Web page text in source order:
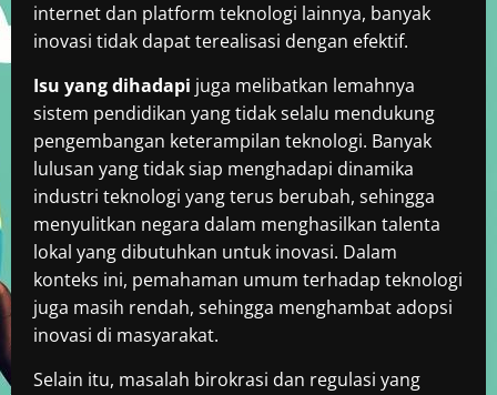
internet dan platform teknologi lainnya, banyak
inovasi tidak dapat terealisasi dengan efektif.
Isu yang dihadapi juga melibatkan lemahnya
sistem pendidikan yang tidak selalu mendukung
pengembangan keterampilan teknologi. Banyak
lulusan yang tidak siap menghadapi dinamika
industri teknologi yang terus berubah, sehingga
menyulitkan negara dalam menghasilkan talenta
lokal yang dibutuhkan untuk inovasi. Dalam
konteks ini, pemahaman umum terhadap teknologi
juga masih rendah, sehingga menghambat adopsi
inovasi di masyarakat.
Selain itu, masalah birokrasi dan regulasi yang